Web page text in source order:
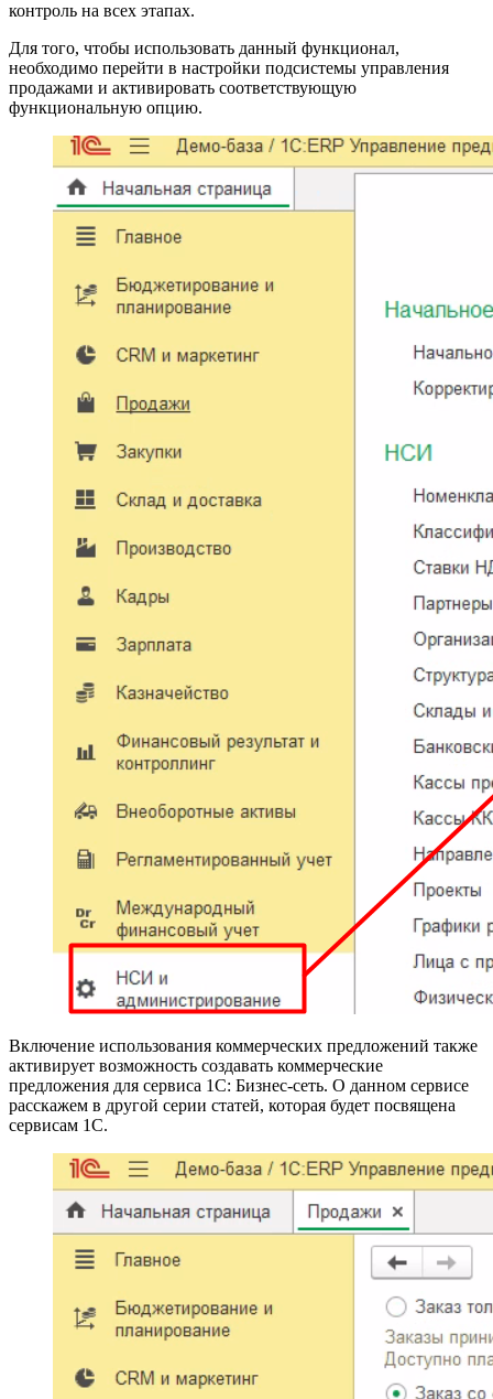
контроль на всех этапах.
Для того, чтобы использовать данный функционал,
необходимо перейти в настройки подсистемы управления
продажами и активировать соответствующую
функциональную опцию.
Включение использования коммерческих предложений также
активирует возможность создавать коммерческие
предложения для сервиса 1С: Бизнес-сеть. О данном сервисе
расскажем в другой серии статей, которая будет посвящена
сервисам 1С.